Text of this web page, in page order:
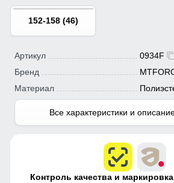
152-158 (46)
Артикул
0934F
Бренд
Материал
Все характеристики и
Контроль качества и